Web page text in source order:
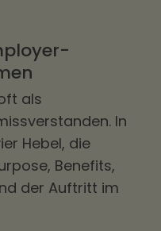
als
In
Hebel, die
Benefits,
der Auftritt im